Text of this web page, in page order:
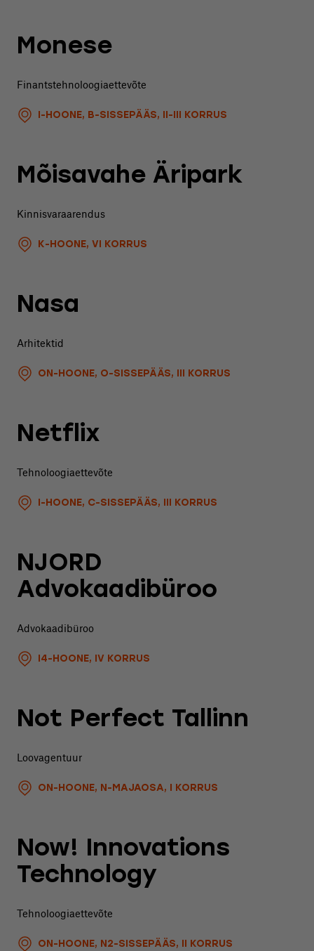
Monese
Finantstehnoloogiaettevõte
I-HOONE, B-SISSEPÄÄS, II-III KORRUS
Mõisavahe Äripark
Kinnisvaraarendus
K-HOONE, VI KORRUS
Nasa
Arhitektid
ON-HOONE, O-SISSEPÄÄS, III KORRUS
Netflix
Tehnoloogiaettevõte
I-HOONE, C-SISSEPÄÄS, III KORRUS
NJORD
Advokaadibüroo
Advokaadibüroo
I4-HOONE, IV KORRUS
Not Perfect Tallinn
Loovagentuur
ON-HOONE, N-MAJAOSA, I KORRUS
Now! Innovations
Technology
Tehnoloogiaettevõte
ON-HOONE, N2-SISSEPÄÄS, II KORRUS